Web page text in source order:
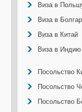
Виза в
Виза в
Виза в Китай
Виза в Индию
Посольство
Посольство
Посольство